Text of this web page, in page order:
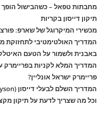
מחבתות טפאל – כשהבישול הופך
תיקון דייסון בקריות
מכשירי המיקרוגל של שארפ:
המדריך האולטימטיבי לתחזוקת
באבנית ולשמור על הטעם
המדריך המלא לקניות בפריימרק
פריימרק ישראל אונליין?
וכל מה שצריך לדעת על תיקון